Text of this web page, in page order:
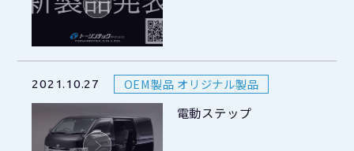
2021.10.27 OEM製品 オリジナル製品
電動ステップ